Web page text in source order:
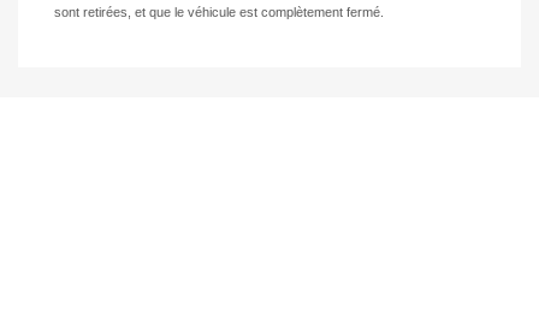
sont retirées, et que le véhicule est complètement fermé.